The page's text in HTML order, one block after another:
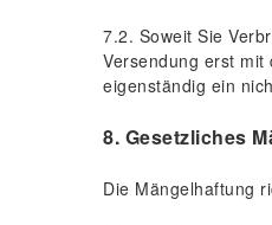
7.2. Soweit Sie
Versendung erst
eigenständig ein
8. Gesetzliches
Die Mängelhaftung